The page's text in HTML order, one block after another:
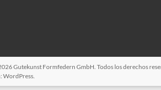
Gutekunst Formfedern GmbH. Todos los derechos
WordPress.